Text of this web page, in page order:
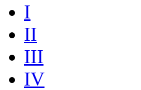
I
II
III
IV